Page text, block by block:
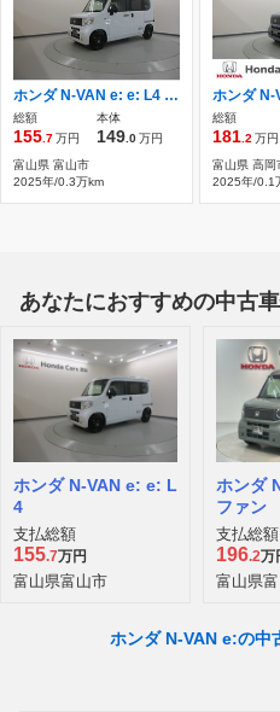
ホンダ N-VAN e: e: L4 試乗車/ナビ TV ETC ドラレコ Rカメラ/禁煙
総額
155 .7万円
本体
149 .0万円
富山県 富山市
2025年/0.3万km
総額
181 .2 万円
富山県 高岡
2025年/0.1
あなたにおすすめの中古
ホンダ N-VAN e: e: L
4
支払総額
155.7万円
富山県富山市
ホンダ
ファン
支払総額
196.2万
富山県
ホンダ N-VAN e:の中